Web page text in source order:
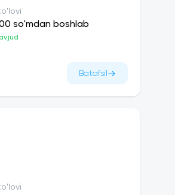
so'mdan boshlab
Batafsil